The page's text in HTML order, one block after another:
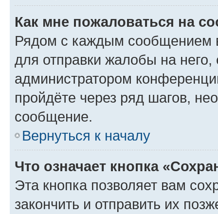
Как мне пожаловаться на
Рядом с каждым сообщением
для отправки жалобы на
администратором
пройдёте через ряд шагов,
сообщение.
Вернуться к началу
Что означает кнопка
Эта кнопка позволяет вам
закончить и отправить их